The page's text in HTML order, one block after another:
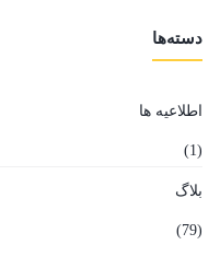
دسته‌ها
اطلاعیه ها
(1)
بلاگ
(79)